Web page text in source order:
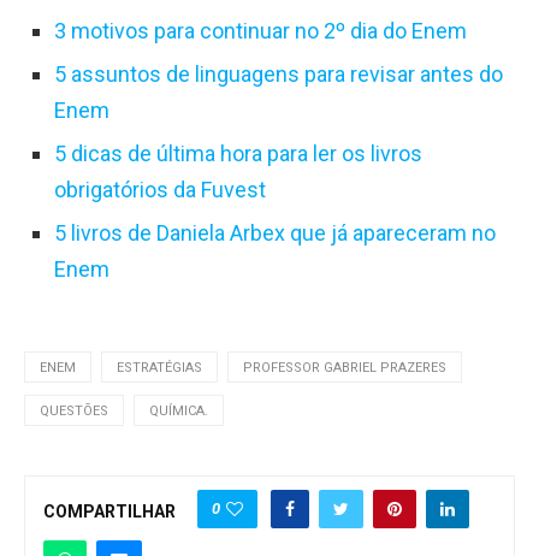
3 motivos para continuar no 2º dia do Enem
5 assuntos de linguagens para revisar antes do
Enem
5 dicas de última hora para ler os livros
obrigatórios da Fuvest
5 livros de Daniela Arbex que já apareceram no
Enem
ENEM ESTRATÉGIAS PROFESSOR GABRIEL PRAZERES
QUESTÕES QUÍMICA.
COMPARTILHAR 0